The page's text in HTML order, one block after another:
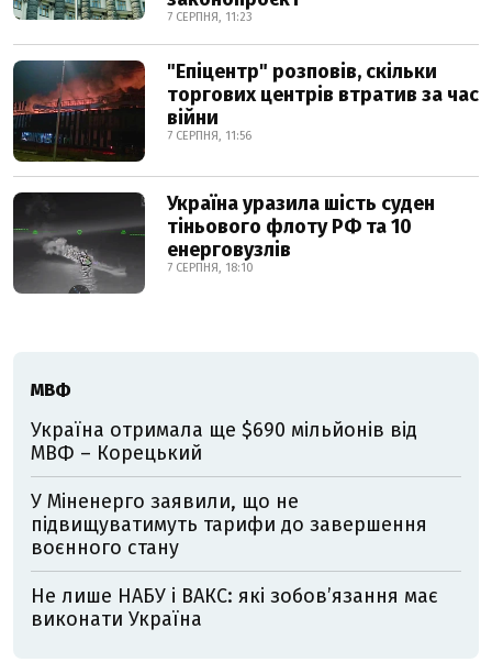
7 СЕРПНЯ, 11:23
"Епіцентр" розповів, скільки
торгових центрів втратив за час
війни
7 СЕРПНЯ, 11:56
Україна уразила шість суден
тіньового флоту РФ та 10
енерговузлів
7 СЕРПНЯ, 18:10
МВФ
Україна отримала ще $690 мільйонів від
МВФ – Корецький
У Міненерго заявили, що не
підвищуватимуть тарифи до завершення
воєнного стану
Не лише НАБУ і ВАКС: які зобов’язання має
виконати Україна